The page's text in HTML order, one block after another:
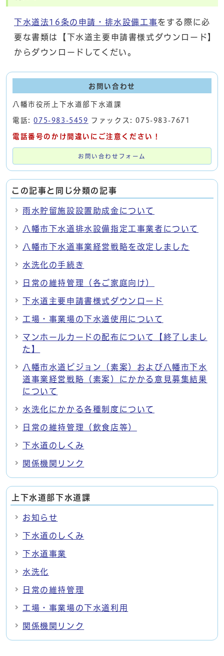
下水道法16条の申請・排水設備工事をする際に必
要な書類は【下水道主要申請書様式ダウンロード】
からダウンロードしてくだい。
お問い合わせ
八幡市役所上下水道部下水道課
電話:075-983-5459 ファックス: 075-983-7671
電話番号のかけ間違いにご注意ください！
お問い合わせフォーム
この記事と同じ分類の記事
雨水貯留施設設置助成金について
八幡市下水道排水設備指定工事業者について
八幡市下水道事業経営戦略を改定しました
水洗化の手続き
日常の維持管理（各ご家庭向け）
下水道主要申請書様式ダウンロード
工場・事業場の下水道使用について
マンホールカードの配布について【終了しまし
た】
八幡市水道ビジョン（素案）および八幡市下水
道事業経営戦略（素案）にかかる意見募集結果
について
水洗化にかかる各種制度について
日常の維持管理（飲食店等）
下水道のしくみ
関係機関リンク
上下水道部下水道課
お知らせ
下水道のしくみ
下水道事業
水洗化
日常の維持管理
工場・事業場の下水道利用
関係機関リンク